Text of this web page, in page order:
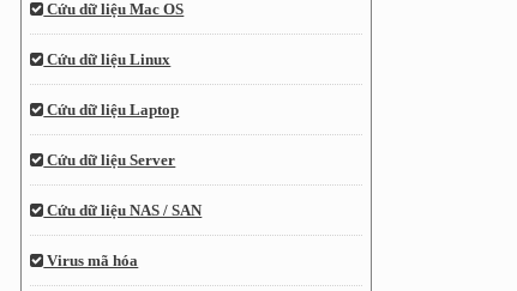
Cứu dữ liệu Mac OS
Cứu dữ liệu Linux
Cứu dữ liệu Laptop
Cứu dữ liệu Server
Cứu dữ liệu NAS / SAN
Virus mã hóa